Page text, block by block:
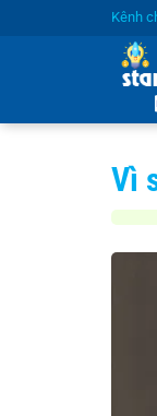
Kênh
Vì